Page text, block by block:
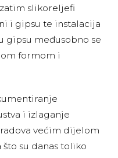
slikoreljefi
i gipsu te instalacija
gipsu međusobno se
formom i
i izlaganje
većim dijelom
su danas toliko